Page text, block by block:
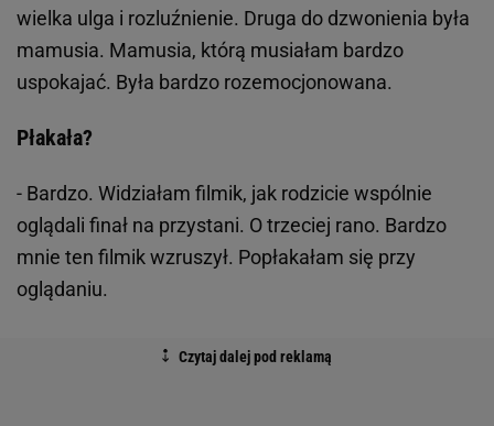
wielka ulga i rozluźnienie. Druga do dzwonienia była
mamusia. Mamusia, którą musiałam bardzo
uspokajać. Była bardzo rozemocjonowana.
Płakała?
- Bardzo. Widziałam filmik, jak rodzicie wspólnie
oglądali finał na przystani. O trzeciej rano. Bardzo
mnie ten filmik wzruszył. Popłakałam się przy
oglądaniu.